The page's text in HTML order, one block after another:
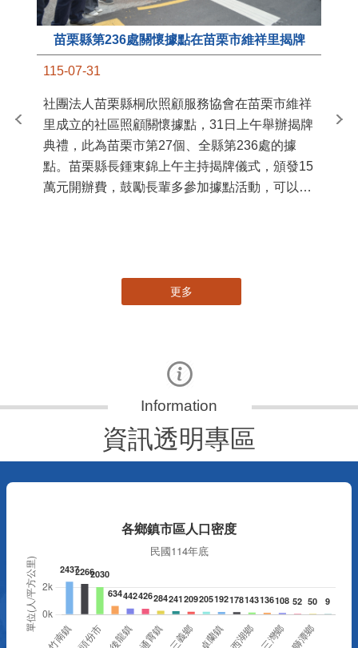
苗栗縣第236處關懷據點在苗栗市維祥里揭牌
115-07-31
社團法人苗栗縣桐欣照顧服務協會在苗栗市維祥
里成立的社區照顧關懷據點，31日上午舉辦揭牌
典禮，此為苗栗市第27個、全縣第236處的據
點。苗栗縣長鍾東錦上午主持揭牌儀式，頒發15
萬元開辦費，鼓勵長輩多參加據點活動，可以更
苗
更多
資訊透明專區